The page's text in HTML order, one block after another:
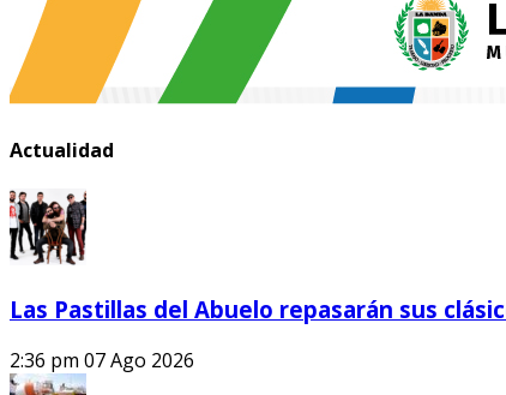
Actualidad
Las Pastillas del Abuelo repasarán sus
2:36 pm 07 Ago 2026